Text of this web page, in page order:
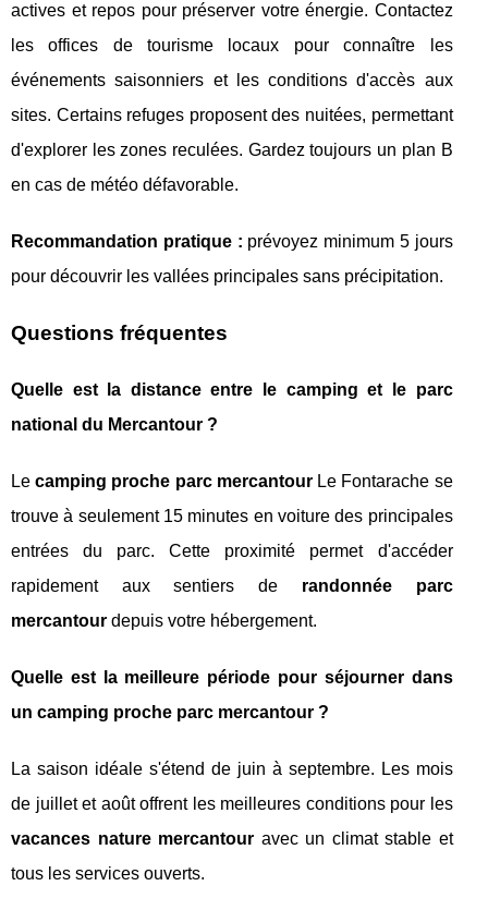
actives et repos pour préserver votre énergie. Contactez
les offices de tourisme locaux pour connaître les
événements saisonniers et les conditions d'accès aux
sites. Certains refuges proposent des nuitées, permettant
d'explorer les zones reculées. Gardez toujours un plan B
en cas de météo défavorable.
Recommandation pratique : prévoyez minimum 5 jours
pour découvrir les vallées principales sans précipitation.
Questions fréquentes
Quelle est la distance entre le camping et le parc
national du Mercantour ?
Lecamping proche parc mercantourLe Fontarache se
trouve à seulement 15 minutes en voiture des principales
entrées du parc. Cette proximité permet d'accéder
rapidement aux sentiers de randonnée parc
mercantour depuis votre hébergement.
Quelle est la meilleure période pour séjourner dans
un camping proche parc mercantour ?
La saison idéale s'étend de juin à septembre. Les mois
de juillet et août offrent les meilleures conditions pour les
vacances nature mercantour avec un climat stable et
tous les services ouverts.